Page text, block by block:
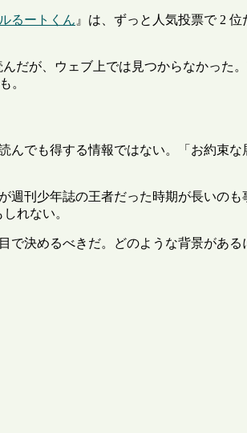
るートくん 』は、ずっと人気投票で 2
が、ウェブ上では見つからなかった
。
でも得する情報ではない。「お約束
刊少年誌の王者だった時期が長いの
れない。
決めるべきだ。どのような背景がある